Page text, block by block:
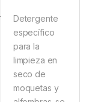
Detergente
específico
para la
limpieza en
seco de
moquetas y